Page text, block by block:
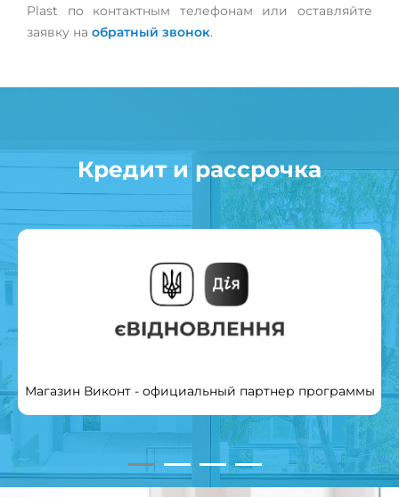
Plast по контактным телефонам или оставляйте
заявку на обратный звонок.
Кредит и рассрочка
Магазин Виконт - официальный партнер программы